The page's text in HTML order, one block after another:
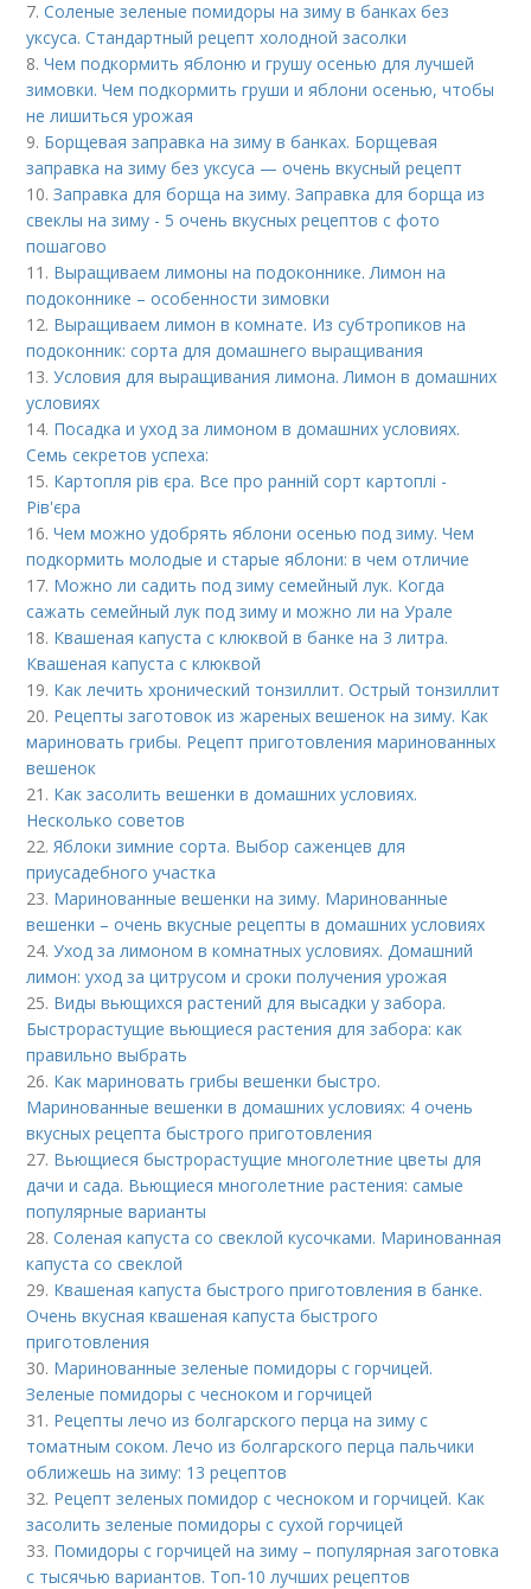
7.Соленые зеленые помидоры на зиму в банках без
уксуса. Стандартный рецепт холодной засолки
8.Чем подкормить яблоню и грушу осенью для лучшей
зимовки. Чем подкормить груши и яблони осенью, чтобы
не лишиться урожая
9. Борщевая заправка на зиму в банках. Борщевая
заправка на зиму без уксуса — очень вкусный рецепт
10.Заправка для борща на зиму. Заправка для борща из
свеклы на зиму - 5 очень вкусных рецептов с фото
пошагово
11. Выращиваем лимоны на подоконнике. Лимон на
подоконнике – особенности зимовки
12. Выращиваем лимон в комнате. Из субтропиков на
подоконник: сорта для домашнего выращивания
13.Условия для выращивания лимона. Лимон в домашних
условиях
14. Посадка и уход за лимоном в домашних условиях.
Семь секретов успеха:
15. Картопля рів єра. Все про ранній сорт картоплі -
Рів'єра
16.Чем можно удобрять яблони осенью под зиму. Чем
подкормить молодые и старые яблони: в чем отличие
17. Можно ли садить под зиму семейный лук. Когда
сажать семейный лук под зиму и можно ли на Урале
18. Квашеная капуста с клюквой в банке на 3 литра.
Квашеная капуста с клюквой
19. Как лечить хронический тонзиллит. Острый тонзиллит
20. Рецепты заготовок из жареных вешенок на зиму. Как
мариновать грибы. Рецепт приготовления маринованных
вешенок
21. Как засолить вешенки в домашних условиях.
Несколько советов
22. Яблоки зимние сорта. Выбор саженцев для
приусадебного участка
23. Маринованные вешенки на зиму. Маринованные
вешенки – очень вкусные рецепты в домашних условиях
24.Уход за лимоном в комнатных условиях. Домашний
лимон: уход за цитрусом и сроки получения урожая
25. Виды вьющихся растений для высадки у забора.
Быстрорастущие вьющиеся растения для забора: как
правильно выбрать
26. Как мариновать грибы вешенки быстро.
Маринованные вешенки в домашних условиях: 4 очень
вкусных рецепта быстрого приготовления
27. Вьющиеся быстрорастущие многолетние цветы для
дачи и сада. Вьющиеся многолетние растения: самые
популярные варианты
28.Соленая капуста со свеклой кусочками. Маринованная
капуста со свеклой
29. Квашеная капуста быстрого приготовления в банке.
Очень вкусная квашеная капуста быстрого
приготовления
30. Маринованные зеленые помидоры с горчицей.
Зеленые помидоры с чесноком и горчицей
31. Рецепты лечо из болгарского перца на зиму с
томатным соком. Лечо из болгарского перца пальчики
оближешь на зиму: 13 рецептов
32. Рецепт зеленых помидор с чесноком и горчицей. Как
засолить зеленые помидоры с сухой горчицей
33. Помидоры с горчицей на зиму – популярная заготовка
с тысячью вариантов. Топ-10 лучших рецептов